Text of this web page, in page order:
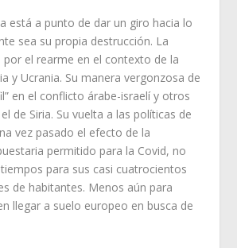
está a punto de dar un giro hacia lo
sea su propia destrucción. La
por el rearme en el contexto de la
y Ucrania. Su manera vergonzosa de
en el conflicto árabe-israelí y otros
de Siria. Su vuelta a las políticas de
vez pasado el efecto de la
permitido para la Covid, no
para sus casi cuatrocientos
de habitantes. Menos aún para
llegar a suelo europeo en busca de